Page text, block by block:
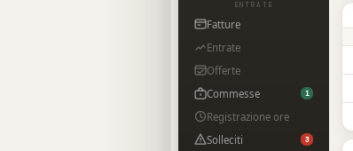
ENTRATE
Fatture
Entrate
Offerte
Commesse
1
Registrazione ore
Solleciti
3